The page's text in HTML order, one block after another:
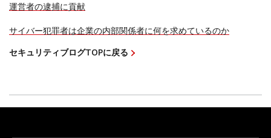
運営者の逮捕に貢献
サイバー犯罪者は企業の内部関係者に何を求めているのか
セキュリティブログTOPに戻る